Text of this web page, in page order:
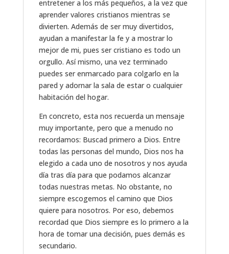
entretener a los más pequeños, a la vez que
aprender valores cristianos mientras se
divierten. Además de ser muy divertidos,
ayudan a manifestar la fe y a mostrar lo
mejor de mi, pues ser cristiano es todo un
orgullo. Así mismo, una vez terminado
puedes ser enmarcado para colgarlo en la
pared y adornar la sala de estar o cualquier
habitación del hogar.
En concreto, esta nos recuerda un mensaje
muy importante, pero que a menudo no
recordamos: Buscad primero a Dios. Entre
todas las personas del mundo, Dios nos ha
elegido a cada uno de nosotros y nos ayuda
día tras día para que podamos alcanzar
todas nuestras metas. No obstante, no
siempre escogemos el camino que Dios
quiere para nosotros. Por eso, debemos
recordad que Dios siempre es lo primero a la
hora de tomar una decisión, pues demás es
secundario.